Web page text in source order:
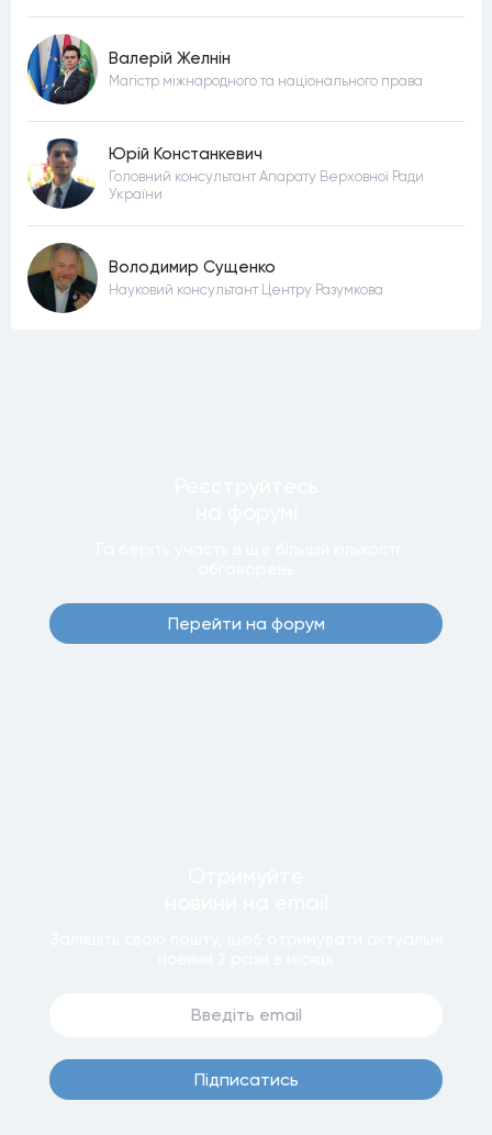
Валерій Желнін
Магістр міжнародного та національного права
Юрій Констанкевич
Головний консультант Апарату Верховної Ради
України
Володимир Сущенко
Науковий консультант Центру Разумкова
Перейти на форум
Пiдписатись